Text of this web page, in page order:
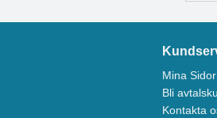
Mina Sidor
Bli
Kontakta